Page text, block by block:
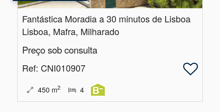
Fantástica Moradia a 30 minutos de Lisboa
Lisboa, Mafra, Milharado
Preço sob consulta
Ref: CNI010907
450 m2 4